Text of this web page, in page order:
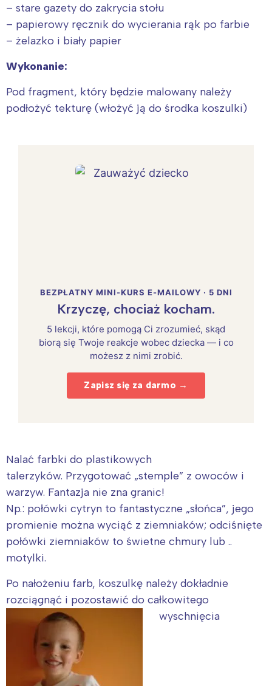
– stare gazety do zakrycia stołu
– papierowy ręcznik do wycierania rąk po farbie
– żelazko i biały papier
Wykonanie:
Pod fragment, który będzie malowany należy
podłożyć tekturę (włożyć ją do środka koszulki)
BEZPŁATNY MINI-KURS E-MAILOWY · 5 DNI
Krzyczę, chociaż kocham.
5 lekcji, które pomogą Ci zrozumieć, skąd
biorą się Twoje reakcje wobec dziecka — i co
możesz z nimi zrobić.
Zapisz się za darmo →
Nalać farbki do plastikowych
talerzyków. Przygotować „stemple” z owoców i
warzyw. Fantazja nie zna granic!
Np.: połówki cytryn to fantastyczne „słońca”, jego
promienie można wyciąć z ziemniaków; odciśnięte
połówki ziemniaków to świetne chmury lub ..
motylki.
Po nałożeniu farb, koszulkę należy dokładnie
rozciągnąć i pozostawić do całkowitego
wyschnięcia